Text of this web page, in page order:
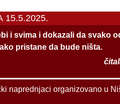
15.5.2025.
i svima i dokazali da svako
pristane da bude ništa.
naprednjaci organizovano u